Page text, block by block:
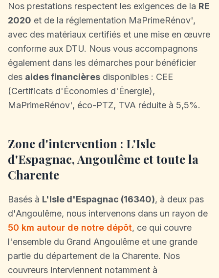
Nos prestations respectent les exigences de la RE
2020 et de la réglementation MaPrimeRénov',
avec des matériaux certifiés et une mise en œuvre
conforme aux DTU. Nous vous accompagnons
également dans les démarches pour bénéficier
des aides financières disponibles : CEE
(Certificats d'Économies d'Énergie),
MaPrimeRénov', éco-PTZ, TVA réduite à 5,5%.
Zone d'intervention : L'Isle
d'Espagnac, Angoulême et toute la
Charente
Basés à L'Isle d'Espagnac (16340), à deux pas
d'Angoulême, nous intervenons dans un rayon de
50 km autour de notre dépôt, ce qui couvre
l'ensemble du Grand Angoulême et une grande
partie du département de la Charente. Nos
couvreurs interviennent notamment à